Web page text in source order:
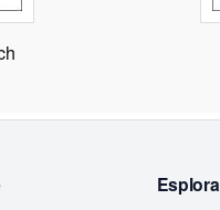
Esplora